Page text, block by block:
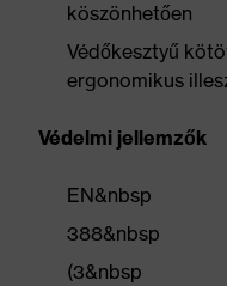
köszönhetően
Védőkesztyű
ergonomikus
Védelmi jellemzők
EN&nbsp
388&nbsp
(3&nbsp